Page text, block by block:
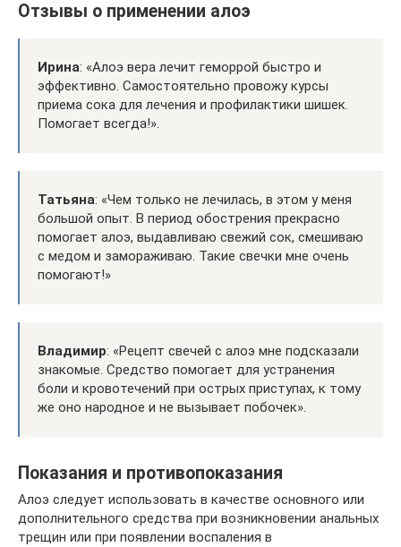
Отзывы о применении алоэ
Ирина: «Алоэ вера лечит геморрой быстро и
эффективно. Самостоятельно провожу курсы
приема сока для лечения и профилактики шишек.
Помогает всегда!».
Татьяна: «Чем только не лечилась, в этом у меня
большой опыт. В период обострения прекрасно
помогает алоэ, выдавливаю свежий сок, смешиваю
с медом и замораживаю. Такие свечки мне очень
помогают!»
Владимир: «Рецепт свечей с алоэ мне подсказали
знакомые. Средство помогает для устранения
боли и кровотечений при острых приступах, к тому
же оно народное и не вызывает побочек».
Показания и противопоказания
Алоэ следует использовать в качестве основного или
дополнительного средства при возникновении анальных
трещин или при появлении воспаления в